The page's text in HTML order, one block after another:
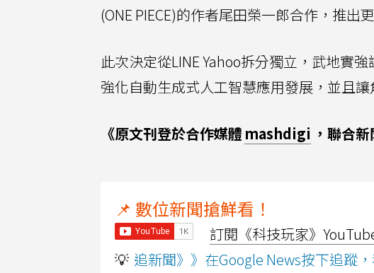
(ONE PIECE)的作者尾田榮一郎合作，推出
此次決定從LINE Yahoo拆分獨立，武地實
強化自動生成式人工智慧應用發展，並且
《原文刊登於合作媒體 mashdigi ，聯合
📌 數位新聞搶鮮看！
訂閱《科技玩家》
💡 追新聞》》在Google News按下追蹤